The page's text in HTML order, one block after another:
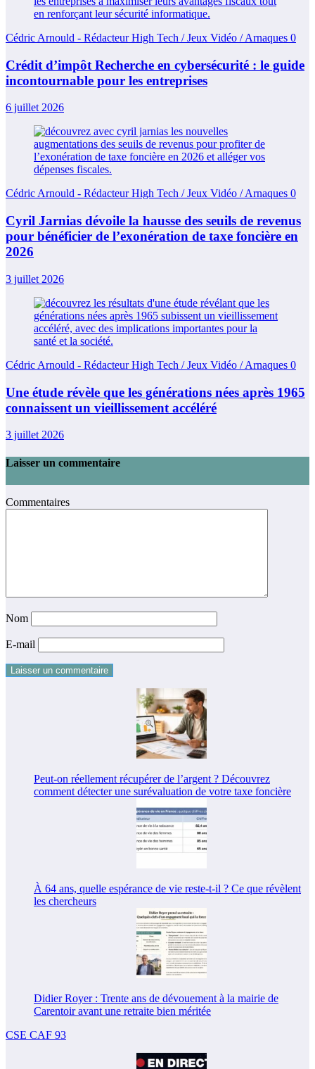
Cédric Arnould - Rédacteur High Tech / Jeux Vidéo / Arnaques 0
Crédit d’impôt Recherche en cybersécurité : le guide
incontournable pour les entreprises
6 juillet 2026
Cédric Arnould - Rédacteur High Tech / Jeux Vidéo / Arnaques 0
Cyril Jarnias dévoile la hausse des seuils de revenus
pour bénéficier de l’exonération de taxe foncière en
2026
3 juillet 2026
Cédric Arnould - Rédacteur High Tech / Jeux Vidéo / Arnaques 0
Une étude révèle que les générations nées après 1965
connaissent un vieillissement accéléré
3 juillet 2026
Laisser un commentaire
Commentaires
Nom
E-mail
Peut-on réellement récupérer de l’argent ? Découvrez
comment détecter une surévaluation de votre taxe foncière
À 64 ans, quelle espérance de vie reste-t-il ? Ce que révèlent
les chercheurs
Didier Royer : Trente ans de dévouement à la mairie de
Carentoir avant une retraite bien méritée
CSE CAF 93